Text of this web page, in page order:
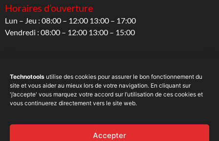
Technotools utilise des cookies pour assurer le bon fonctionnement du
site et vous aider au mieux lors de votre navigation. En cliquant sur
'j’accepte' vous marquez votre accord sur l’utilisation de ces cookies et
vous continuerez directement vers le site web.
Accepter
Horaires d’ouverture
Lun – Jeu : 08:00 – 12:00 13:00 – 17:00
Vendredi : 08:00 – 12:00 13:00 – 15:00
Sur les réseaux sociaux